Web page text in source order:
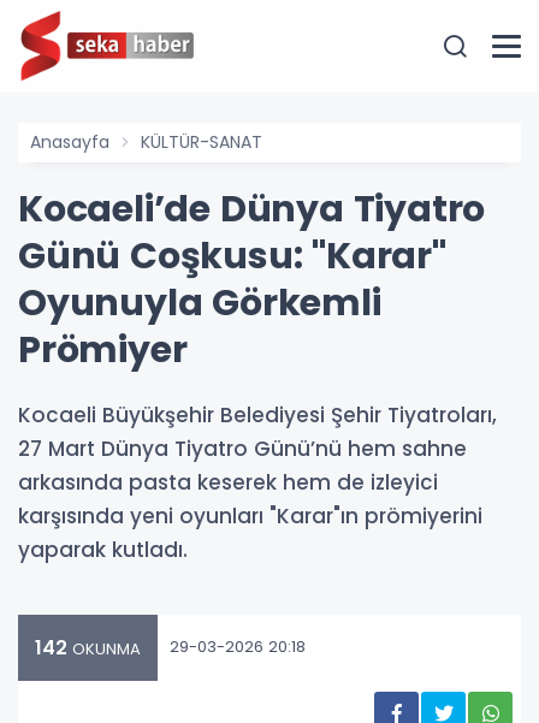
Anasayfa KÜLTÜR-SANAT
Kocaeli’de Dünya Tiyatro
Günü Coşkusu: "Karar"
Oyunuyla Görkemli
Prömiyer
Kocaeli Büyükşehir Belediyesi Şehir Tiyatroları,
27 Mart Dünya Tiyatro Günü’nü hem sahne
arkasında pasta keserek hem de izleyici
karşısında yeni oyunları "Karar"ın prömiyerini
yaparak kutladı.
142 OKUNMA 29-03-2026 20:18